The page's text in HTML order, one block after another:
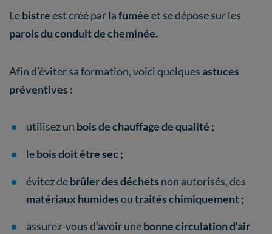
Lebistreest créé par lafuméeet se dépose sur les
parois du conduit de cheminée.
Afin d’éviter sa formation, voici quelquesastuces
préventives :
utilisez un bois de chauffage de qualité ;
lebois doit être sec ;
évitez debrûler des déchets non autorisés, des
matériaux humidesoutraités chimiquement ;
assurez-vous d'avoir unebonne circulation d'air